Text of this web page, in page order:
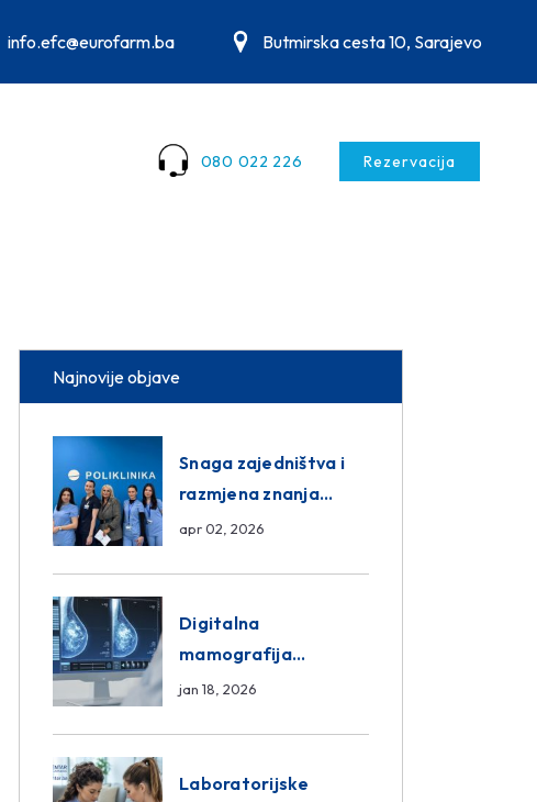
info.efc@eurofarm.ba Butmirska cesta 10, Sarajevo
080 022 226 Rezervacija
Najnovije objave
Snaga zajedništva i
razmjena znanja
unutar ASA Medical
apr 02, 2026
Digitalna
mamografija
Sarajevo – Pregled
jan 18, 2026
Laboratorijske